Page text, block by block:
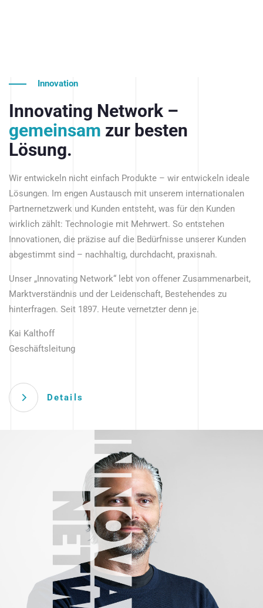
Innovation
Innovating Network –
gemeinsam zur besten
Lösung.
Wir entwickeln nicht einfach Produkte – wir entwickeln ideale
Lösungen. Im engen Austausch mit unserem internationalen
Partnernetzwerk und Kunden entsteht, was für den Kunden
wirklich zählt: Technologie mit Mehrwert. So entstehen
Innovationen, die präzise auf die Bedürfnisse unserer Kunden
abgestimmt sind – nachhaltig, durchdacht, praxisnah.
Unser „Innovating Network“ lebt von offener Zusammenarbeit,
Marktverständnis und der Leidenschaft, Bestehendes zu
hinterfragen. Seit 1897. Heute vernetzter denn je.
Kai Kalthoff
Geschäftsleitung
Details